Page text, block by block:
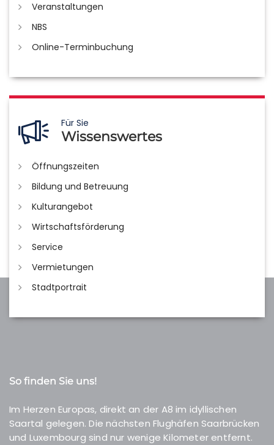
Veranstaltungen
NBS
Online-Terminbuchung
Für Sie
Wissenswertes
Öffnungszeiten
Bildung und Betreuung
Kulturangebot
Wirtschaftsförderung
Service
Vermietungen
Stadtportrait
So finden Sie uns!
Im Herzen Europas, direkt an der A8 im idyllischen
Saartal gelegen. Die nächsten Flughäfen Saarbrücken
und Luxembourg sind nur wenige Kilometer entfernt.